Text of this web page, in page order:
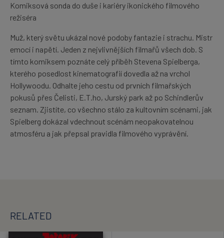
Komiksová sonda do duše i kariéry ikonického filmového
režiséra
Muž, který světu ukázal nové podoby fantazie i strachu. Mistr
emocí i napětí. Jeden z nejvlivnějších filmařů všech dob. S
tímto komiksem poznáte celý příběh Stevena Spielberga,
kterého posedlost kinematografií dovedla až na vrchol
Hollywoodu. Odhalte jeho cestu od prvních filmařských
pokusů přes Čelisti, E.T.ho, Jurský park až po Schindlerův
seznam. Zjistíte, co všechno stálo za kultovním scénami, jak
Spielberg dokázal vdechnout scénám neopakovatelnou
atmosféru a jak přepsal pravidla filmového vyprávění.
RELATED